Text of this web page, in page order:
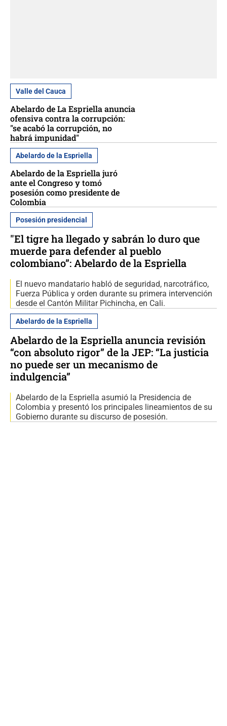
Valle del Cauca
Abelardo de La Espriella anuncia
ofensiva contra la corrupción:
"se acabó la corrupción, no
habrá impunidad"
Abelardo de la Espriella
Abelardo de la Espriella juró
ante el Congreso y tomó
posesión como presidente de
Colombia
Posesión presidencial
"El tigre ha llegado y sabrán lo duro que
muerde para defender al pueblo
colombiano”: Abelardo de la Espriella
El nuevo mandatario habló de seguridad, narcotráfico,
Fuerza Pública y orden durante su primera intervención
desde el Cantón Militar Pichincha, en Cali.
Abelardo de la Espriella
Abelardo de la Espriella anuncia revisión
“con absoluto rigor” de la JEP: “La justicia
no puede ser un mecanismo de
indulgencia”
Abelardo de la Espriella asumió la Presidencia de
Colombia y presentó los principales lineamientos de su
Gobierno durante su discurso de posesión.